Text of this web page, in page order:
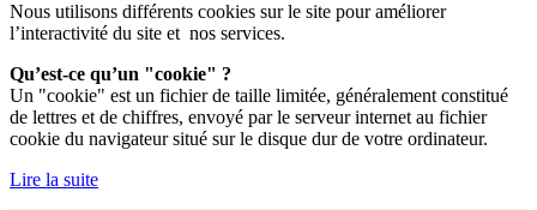
Nous utilisons différents cookies sur le site pour améliorer
l’interactivité du site et nos services.
Qu’est-ce qu’un "cookie" ?
Un "cookie" est un fichier de taille limitée, généralement constitué
de lettres et de chiffres, envoyé par le serveur internet au fichier
cookie du navigateur situé sur le disque dur de votre ordinateur.
Lire la suite